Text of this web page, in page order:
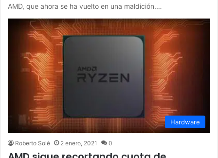
AMD, que ahora se ha vuelto en una maldición.…
Hardware
Roberto Solé 2 enero, 2021 0